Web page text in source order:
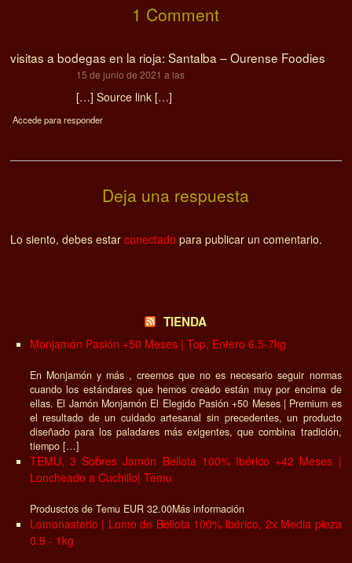
1 Comment
visitas a bodegas en la rioja: Santalba – Ourense Foodies
15 de junio de 2021 a las
[…] Source link […]
Accede para responder
Deja una respuesta
Lo siento, debes estarconectado para publicar un comentario.
TIENDA
Monjamón Pasión +50 Meses | Top, Entero 6.5-7kg
En Monjamón y más , creemos que no es necesario seguir normas
cuando los estándares que hemos creado están muy por encima de
ellas. El Jamón Monjamón El Elegido Pasión +50 Meses | Premium es
el resultado de un cuidado artesanal sin precedentes, un producto
diseñado para los paladares más exigentes, que combina tradición,
tiempo […]
TEMU, 3 Sobres Jamón Bellota 100% Ibérico +42 Meses |
Loncheado a Cuchillo| Temu
Produsctos de Temu EUR 32.00Más información
Lomonasterio | Lomo de Bellota 100% Ibérico, 2x Media pieza
0.9 - 1kg